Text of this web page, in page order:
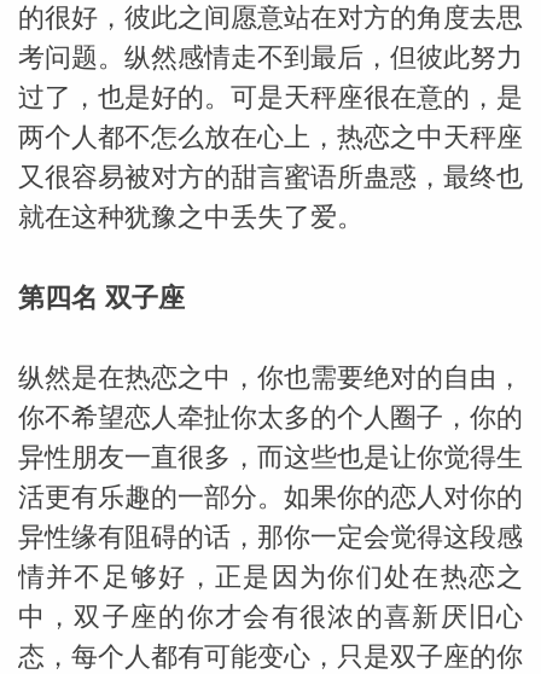
网
的很好，彼此之间愿意站在对方的角度去思
考问题。纵然感情走不到最后，但彼此努力
过了，也是好的。可是天秤座很在意的，是
两个人都不怎么放在心上，热恋之中天秤座
又很容易被对方的甜言蜜语所蛊惑，最终也
就在这种犹豫之中丢失了爱。
第四名 双子座
纵然是在热恋之中，你也需要绝对的自由，
你不希望恋人牵扯你太多的个人圈子，你的
异性朋友一直很多，而这些也是让你觉得生
活更有乐趣的一部分。如果你的恋人对你的
异性缘有阻碍的话，那你一定会觉得这段感
情并不足够好，正是因为你们处在热恋之
中，双子座的你才会有很浓的喜新厌旧心
态，每个人都有可能变心，只是双子座的你